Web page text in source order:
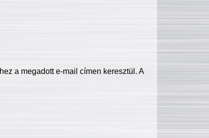
a megadott e-mail címen keresztül. A